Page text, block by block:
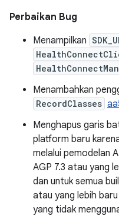
Perbaikan Bug
Menampilkan
Menambahkan
RecordClasses
Menghapus garis
platform baru
melalui pemodelan
AGP 7.3 atau yang
dan untuk semua
atau yang lebih
yang tidak